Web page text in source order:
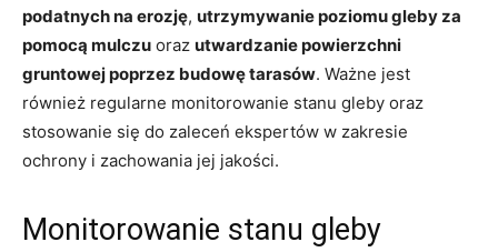
podatnych na erozję, utrzymywanie poziomu gleby ​za
pomocą mulczu oraz⁢ utwardzanie‍ powierzchni
gruntowej poprzez budowę tarasów. ​Ważne jest
również‌ regularne​ monitorowanie stanu‍ gleby oraz
‌stosowanie się do zaleceń ⁣ekspertów w zakresie
⁣ochrony i‍ zachowania⁢ jej jakości.
Monitorowanie⁤ stanu ⁣gleby